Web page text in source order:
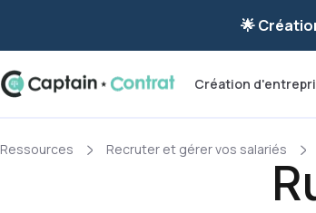
🌟
Création
Ressources Recruter et gérer vos salariés